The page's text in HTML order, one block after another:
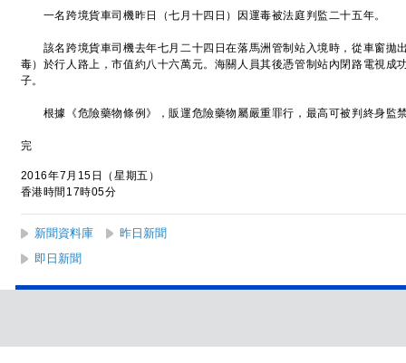
一名跨境貨車司機昨日（七月十四日）因運毒被法庭判監二十五年。
該名跨境貨車司機去年七月二十四日在落馬洲管制站入境時，從車窗拋
毒）於行人路上，市值約八十六萬元。海關人員其後憑管制站內閉路電視成
子。
根據《危險藥物條例》，販運危險藥物屬嚴重罪行，最高可被判終身監
完
2016年7月15日（星期五）
香港時間17時05分
新聞資料庫
昨日新聞
即日新聞